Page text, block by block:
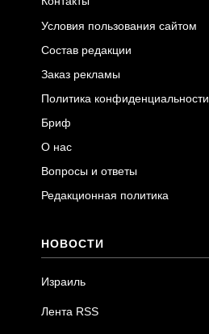
Условия пользования сайтом
Состав редакции
Заказ рекламы
Политика конфиденциальности
Бриф
О нас
Вопросы и ответы
Редакционная политика
НОВОСТИ
Израиль
Лента RSS